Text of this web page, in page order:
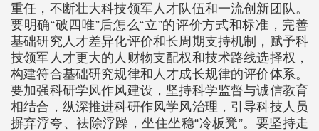
重任，不断壮大科技领军人才队伍和一流创新团队。
要明确“破四唯”后怎么“立”的评价方式和标准，完善
基础研究人才差异化评价和长周期支持机制，赋予科
技领军人才更大的人财物支配权和技术路线选择权，
构建符合基础研究规律和人才成长规律的评价体系。
要加强科研学风作风建设，坚持科学监督与诚信教育
相结合，纵深推进科研作风学风治理，引导科技人员
摒弃浮夸、祛除浮躁，坐住坐稳“冷板凳”。要坚持走